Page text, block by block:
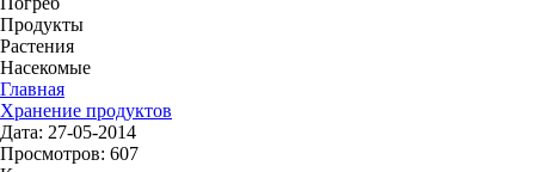
Продукты
Растения
Насекомые
Главная
Хранение продуктов
Дата: 27-05-2014
Просмотров: 607